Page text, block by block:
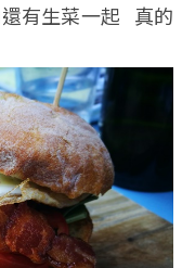
有生菜一起 真的